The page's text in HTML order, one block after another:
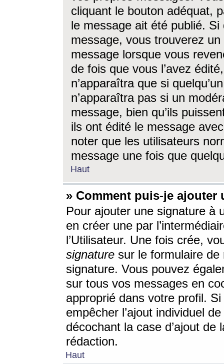
cliquant le bouton adéquat,
le message ait été publié. Si
message, vous trouverez
message lorsque vous
de fois que vous l’avez
n’apparaîtra que si
n’apparaîtra pas si un
message, bien qu’ils
ils ont édité le message
noter que les utilisateurs
message une fois que
Haut
» Comment puis-je ajouter
Pour ajouter une signature à
en créer une par
l’Utilisateur. Une fois crée,
signature sur le formulaire de
signature. Vous pouvez
sur tous vos messages en
approprié dans votre profil.
empêcher l’ajout individuel
décochant la case d’ajout
rédaction.
Haut